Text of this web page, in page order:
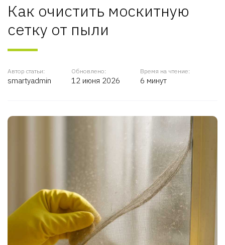
Как очистить москитную
сетку от пыли
Автор статьи:
smartyadmin
Обновлено:
12 июня 2026
Время на чтение:
6 минут